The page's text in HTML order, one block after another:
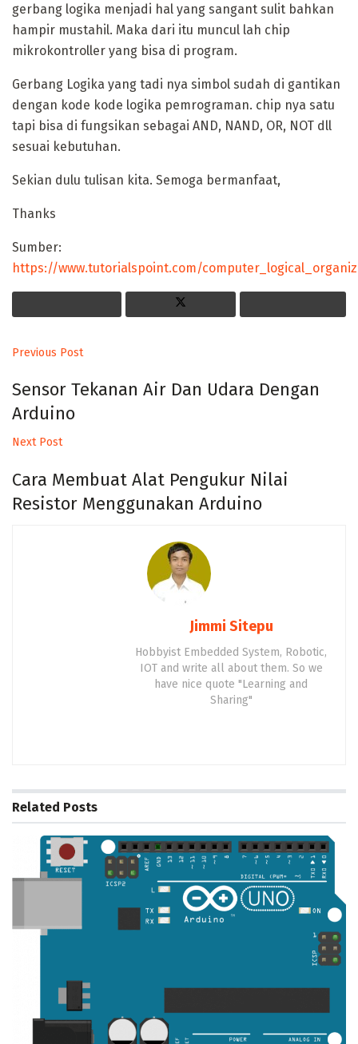
gerbang logika menjadi hal yang sangant sulit bahkan
hampir mustahil. Maka dari itu muncul lah chip
mikrokontroller yang bisa di program.
Gerbang Logika yang tadi nya simbol sudah di gantikan
dengan kode kode logika pemrograman. chip nya satu
tapi bisa di fungsikan sebagai AND, NAND, OR, NOT dll
sesuai kebutuhan.
Sekian dulu tulisan kita. Semoga bermanfaat,
Thanks
Sumber:
https://www.tutorialspoint.com/
Previous Post
Sensor Tekanan Air Dan Udara Dengan
Arduino
Next Post
Cara Membuat Alat Pengukur Nilai
Resistor Menggunakan Arduino
Jimmi Sitepu
Hobbyist Embedded System, Robotic,
IOT and write all about them. So we
have nice quote "Learning and
Sharing"
Related Posts